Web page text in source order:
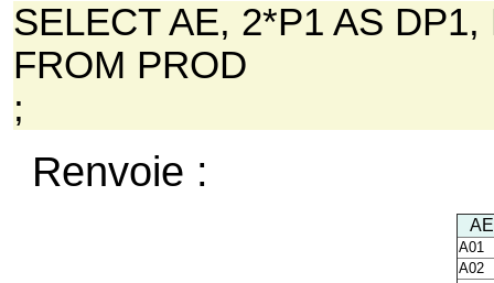
SELECT AE, 2*P1 AS
FROM PROD
;
Renvoie :
AE
A01
A02